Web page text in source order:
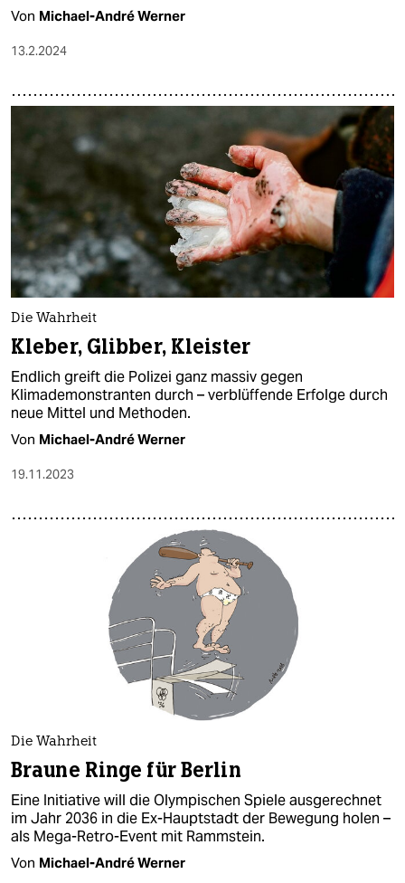
Von Michael-André Werner
13.2.2024
Die Wahrheit
Kleber, Glibber, Kleister
Endlich greift die Polizei ganz massiv gegen
Klimademonstranten durch – verblüffende Erfolge durch
neue Mittel und Methoden.
Von Michael-André Werner
19.11.2023
Die Wahrheit
Braune Ringe für Berlin
Eine Initiative will die Olympischen Spiele ausgerechnet
im Jahr 2036 in die Ex-Hauptstadt der Bewegung holen –
als Mega-Retro-Event mit Rammstein.
Von Michael-André Werner